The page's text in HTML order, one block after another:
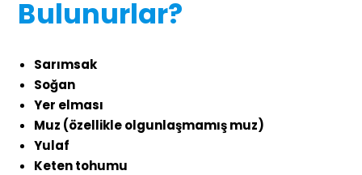
Bulunurlar?
Sarımsak
Soğan
Yer elması
Muz (özellikle olgunlaşmamış muz)
Yulaf
Keten tohumu